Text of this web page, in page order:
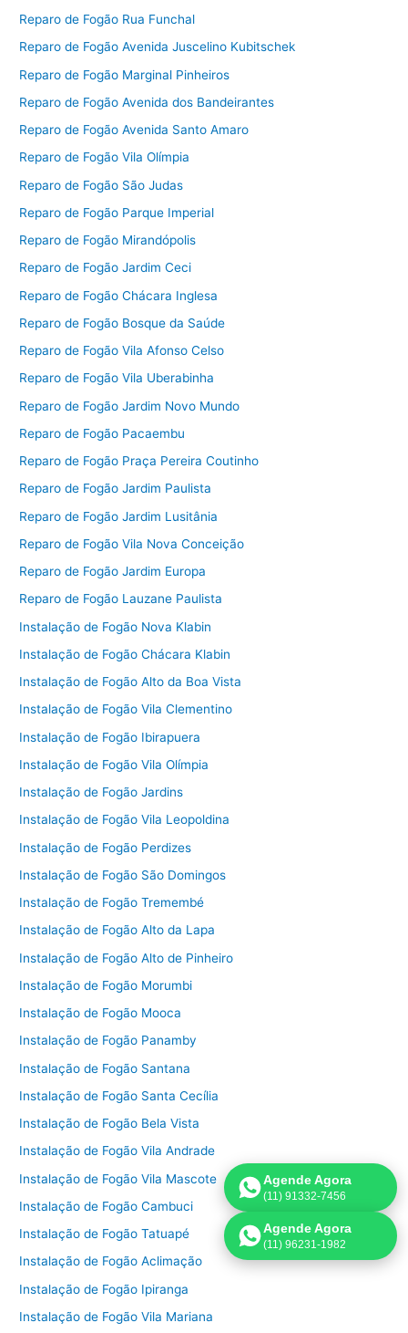
Reparo de Fogão Rua Funchal
Reparo de Fogão Avenida Juscelino Kubitschek
Reparo de Fogão Marginal Pinheiros
Reparo de Fogão Avenida dos Bandeirantes
Reparo de Fogão Avenida Santo Amaro
Reparo de Fogão Vila Olímpia
Reparo de Fogão São Judas
Reparo de Fogão Parque Imperial
Reparo de Fogão Mirandópolis
Reparo de Fogão Jardim Ceci
Reparo de Fogão Chácara Inglesa
Reparo de Fogão Bosque da Saúde
Reparo de Fogão Vila Afonso Celso
Reparo de Fogão Vila Uberabinha
Reparo de Fogão Jardim Novo Mundo
Reparo de Fogão Pacaembu
Reparo de Fogão Praça Pereira Coutinho
Reparo de Fogão Jardim Paulista
Reparo de Fogão Jardim Lusitânia
Reparo de Fogão Vila Nova Conceição
Reparo de Fogão Jardim Europa
Reparo de Fogão Lauzane Paulista
Instalação de Fogão Nova Klabin
Instalação de Fogão Chácara Klabin
Instalação de Fogão Alto da Boa Vista
Instalação de Fogão Vila Clementino
Instalação de Fogão Ibirapuera
Instalação de Fogão Vila Olímpia
Instalação de Fogão Jardins
Instalação de Fogão Vila Leopoldina
Instalação de Fogão Perdizes
Instalação de Fogão São Domingos
Instalação de Fogão Tremembé
Instalação de Fogão Alto da Lapa
Instalação de Fogão Alto de Pinheiro
Instalação de Fogão Morumbi
Instalação de Fogão Mooca
Instalação de Fogão Panamby
Instalação de Fogão Santana
Instalação de Fogão Santa Cecília
Instalação de Fogão Bela Vista
Instalação de Fogão Vila Andrade
Instalação de Fogão Vila Mascote
Instalação de Fogão Cambuci
Instalação de Fogão Tatuapé
Instalação de Fogão Aclimação
Instalação de Fogão Ipiranga
Instalação de Fogão Vila Mariana
Agende Agora
(11) 91332-7456
Agende Agora
(11) 96231-1982